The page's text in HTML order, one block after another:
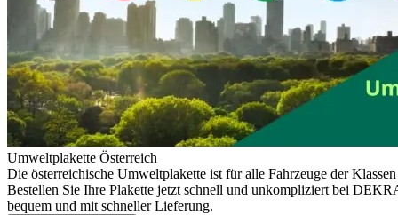
Umweltplakette Österreich
Die österreichische Umweltplakette ist für alle Fahrzeuge der
Bestellen Sie Ihre Plakette jetzt schnell und unkompliziert bei
bequem und mit schneller Lieferung.